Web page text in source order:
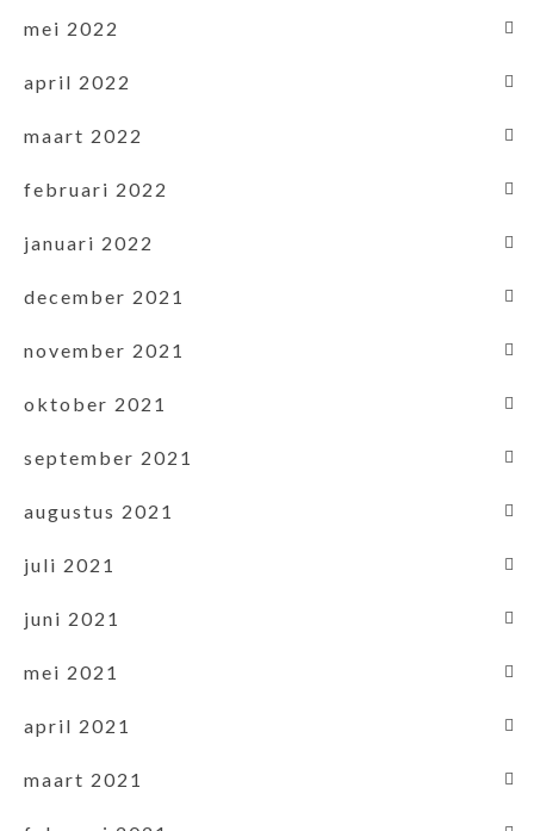
mei 2022
april 2022
maart 2022
februari 2022
januari 2022
december 2021
november 2021
oktober 2021
september 2021
augustus 2021
juli 2021
juni 2021
mei 2021
april 2021
maart 2021